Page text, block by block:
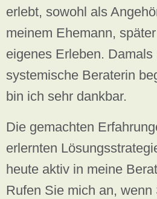
erlebt, sowohl als
meinem Ehemann,
eigenes Erleben.
systemische Beraterin
bin ich sehr dankbar.
Die gemachten
erlernten
heute aktiv in meine
Rufen Sie mich an, wenn